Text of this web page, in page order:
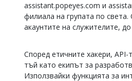
Главен
редактор:
office@flagman.bg
Коментарите
assistant.popeyes.com и
филиала на групата по
акаунтите на служителите,
Според етичните хакери,
тъй като екипът за
Използвайки функцията за